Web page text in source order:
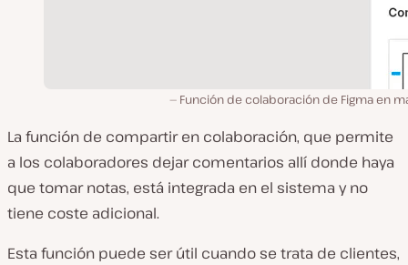
Función de colaboración de Figma en
La función de compartir en colaboración, que permite
a los colaboradores dejar comentarios allí donde haya
que tomar notas, está integrada en el sistema y no
tiene coste adicional.
Esta función puede ser útil cuando se trata de clientes,